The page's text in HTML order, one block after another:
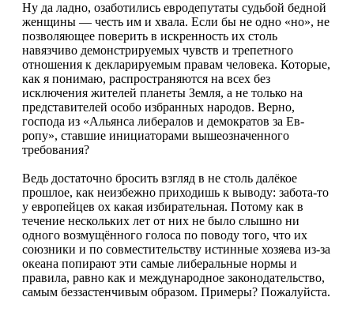
Ну да ладно, озаботились евродепутаты судь­бой бедной
женщины — честь им и хвала. Ес­ли бы не одно «но», не
позволяющее поверить в искренность их столь
навязчиво демонстрируе­мых чувств и трепетного
отношения к деклари­руемым правам человека. Которые,
как я пони­маю, распространяются на всех без
исключения жителей планеты Земля, а не только на
предста­вителей особо избранных народов. Верно,
госпо­да из «Альянса либералов и демократов за Ев­
ропу», ставшие инициаторами вышеозначенно­го
требования?
Ведь достаточно бросить взгляд в не столь да­лёкое
прошлое, как неизбежно приходишь к вы­воду: забота-то
у европейцев ох какая избиратель­ная. Потому как в
течение нескольких лет от них не было слышно ни
одного возмущённого голоса по поводу того, что их
союзники и по совмести­тельству истинные хозяева из-за
океана попира­ют эти самые либеральные нормы и
правила, рав­но как и международное законодательство,
самым беззастенчивым образом. Примеры? Пожалуйста.